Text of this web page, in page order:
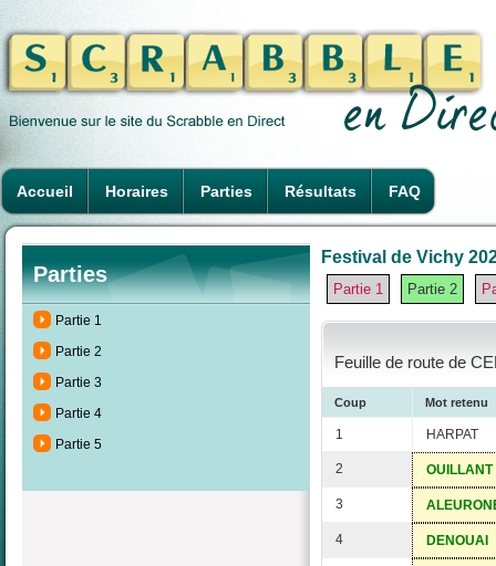
Accueil Horaires Parties Résultats FAQ
Parties
Partie 1
Partie 2
Partie 3
Partie 4
Partie 5
Festival de Vichy
Partie 1 Partie 2
Feuille de route de
Coup Mot retenu
1 HARPAT
2 OUILLANT
3
4 DENOUAI